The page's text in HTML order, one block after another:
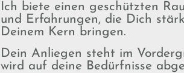
Ich biete einen geschützten
und Erfahrungen, die Dich
Deinem Kern bringen.
Dein Anliegen steht im
wird auf deine Bedürfnisse